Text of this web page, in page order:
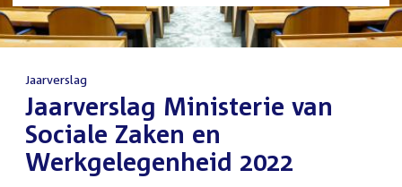
Jaarverslag
Jaarverslag Ministerie van
Sociale Zaken en
Werkgelegenheid 2022